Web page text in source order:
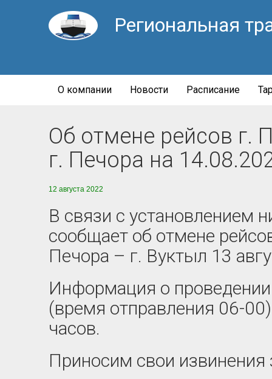
Региональная
О компании Новости Расписание
Об отмене рейсов г.
г. Печора на
12 августа 2022
В связи с установлением
сообщает об отмене
Печора – г. Вуктыл 13
Информация о
(время отправления 06-
часов.
Приносим свои извинения